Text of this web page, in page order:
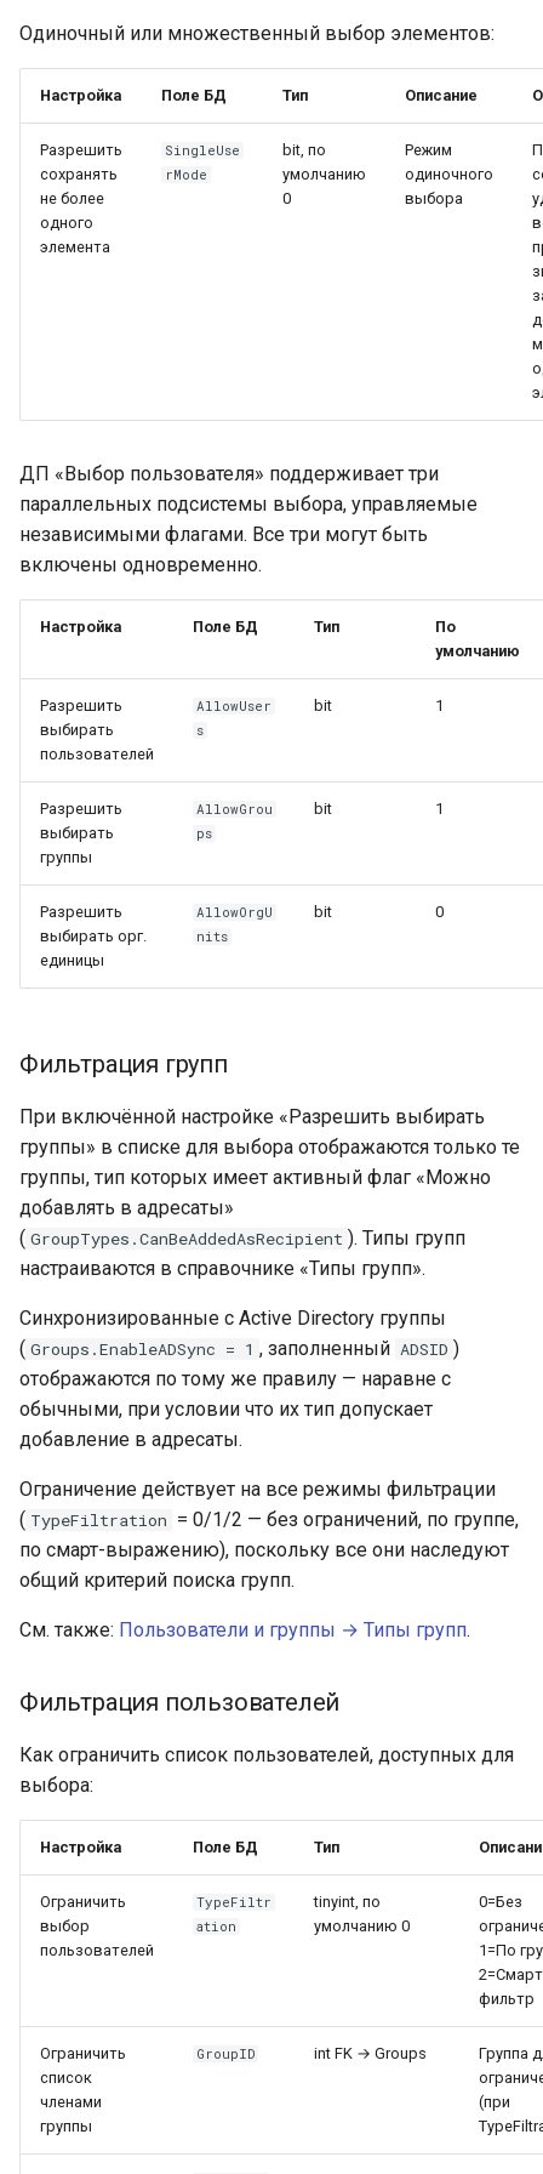
NLP API в скриптах
Провайдер CalDAV
Паттерны и примеры
FAQ — CalDAV
Exchange — диагностика
синхронизации
Социальная сеть
Одиночный или множественный выбор элементов:
Настройка Поле БД Тип Описание
Разрешить
сохранять
не более
одного
элемента
SingleUse
rMode
bit, по
умолчанию
0
Режим
одиночного
выбора
ДП «Выбор пользователя» поддерживает три
параллельных подсистемы выбора, управляемые
независимыми флагами. Все три могут быть
включены одновременно.
Настройка Поле БД Тип
По
умолчанию
Разрешить
выбирать
пользователей
AllowUser
s
bit 1
Разрешить
выбирать
группы
AllowGrou
ps
bit 1
Разрешить
выбирать орг.
единицы
AllowOrgU
nits
bit 0
Фильтрация групп
При включённой настройке «Разрешить выбирать
группы» в списке для выбора отображаются только те
группы, тип которых имеет активный флаг «Можно
добавлять в адресаты»
( GroupTypes.CanBeAddedAsRecipient ). Типы групп
настраиваются в справочнике «Типы групп».
Синхронизированные с Active Directory группы
( Groups.EnableADSync = 1 , заполненный ADSID )
отображаются по тому же правилу — наравне с
обычными, при условии что их тип допускает
добавление в адресаты.
Ограничение действует на все режимы фильтрации
( TypeFiltration = 0/1/2 — без ограничений, по группе,
по смарт-выражению), поскольку все они наследуют
общий критерий поиска групп.
См. также: Пользователи и группы → Типы групп.
Фильтрация пользователей
Как ограничить список пользователей, доступных для
выбора:
Настройка Поле БД Тип
Ограничить
выбор
пользователей
TypeFiltr
ation
tinyint, по
умолчанию 0
0=Без
1=По
фильтр
Ограничить
список
членами
группы
GroupID int FK → Groups
Группа
(при